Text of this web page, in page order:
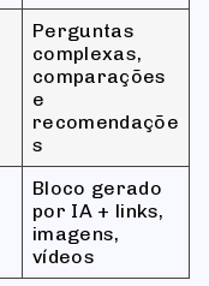
Perguntas
complexas,
comparações
e
recomendaçõe
s
Bloco gerado
por IA + links,
imagens,
vídeos